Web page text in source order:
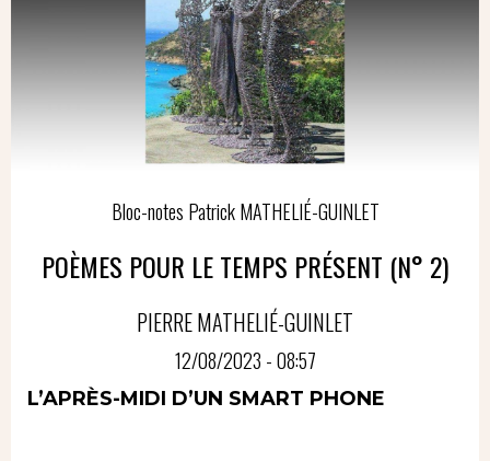
Bloc-notes Patrick MATHELIÉ-GUINLET
POÈMES POUR LE TEMPS PRÉSENT (N° 2)
PIERRE MATHELIÉ-GUINLET
12/08/2023 - 08:57
L’APRÈS-MIDI D’UN SMART PHONE